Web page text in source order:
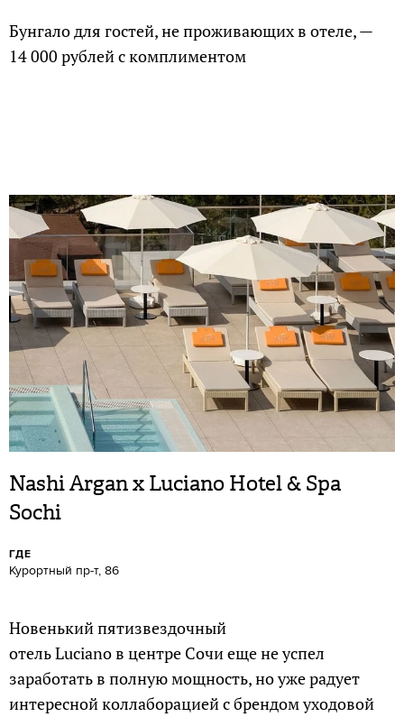
Бунгало для гостей, не проживающих в отеле, —
14 000 рублей с комплиментом
Nashi Argan x Luciano Hotel & Spa
Sochi
ГДЕ
Курортный пр-т, 86
Новенький пятизвездочный
отель Luciano в центре Сочи еще не успел
заработать в полную мощность, но уже радует
интересной коллаборацией с брендом уходовой